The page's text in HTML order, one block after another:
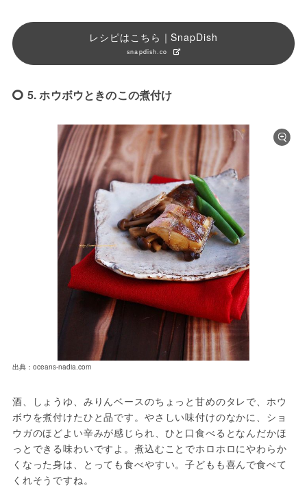
レシピはこちら｜SnapDish
snapdish.co
5. ホウボウときのこの煮付け
出典：oceans-nadia.com
酒、しょうゆ、みりんベースのちょっと甘めのタレで、ホウ
ボウを煮付けたひと品です。やさしい味付けのなかに、ショ
ウガのほどよい辛みが感じられ、ひと口食べるとなんだかほ
っとできる味わいですよ。煮込むことでホロホロにやわらか
くなった身は、とっても食べやすい。子どもも喜んで食べて
くれそうですね。